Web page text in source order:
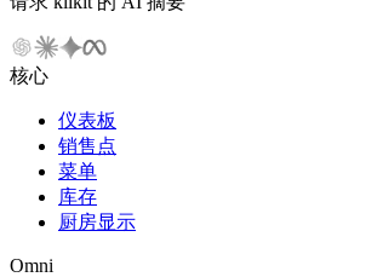
核心
仪表板
销售点
菜单
库存
厨房显示
Omni